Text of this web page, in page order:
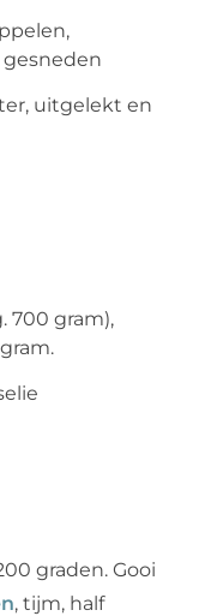
uitgelekt en
gram),
graden. Gooi
, tijm, half